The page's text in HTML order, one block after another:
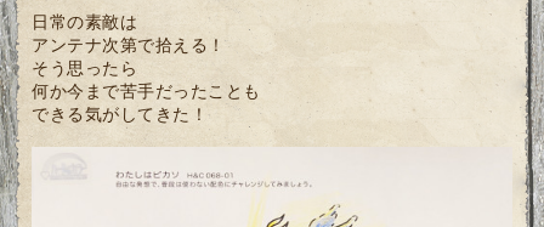
日常の素敵は
アンテナ次第で拾える！
そう思ったら
何か今まで苦手だったことも
できる気がしてきた！